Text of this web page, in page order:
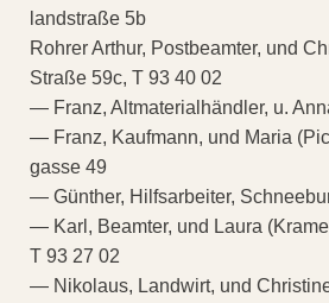
landstraße 5b
Rohrer Arthur, Postbeamter, und
Straße 59c, T 93 40 02
— Franz, Altmaterialhändler, u.
— Franz, Kaufmann, und Maria
gasse 49
— Günther, Hilfsarbeiter,
— Karl, Beamter, und Laura
T 93 27 02
— Nikolaus, Landwirt, und